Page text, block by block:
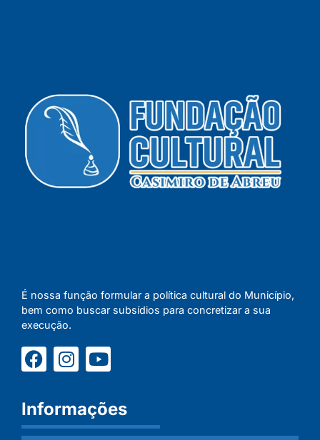
É nossa função formular a política cultural do Município,
bem como buscar subsídios para concretizar a sua
execução.
Informações